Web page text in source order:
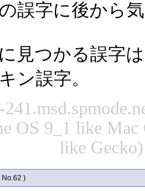
誤字に後から
見つかる誤字
ン誤字。
OS 9_1 like
like
No.62 )